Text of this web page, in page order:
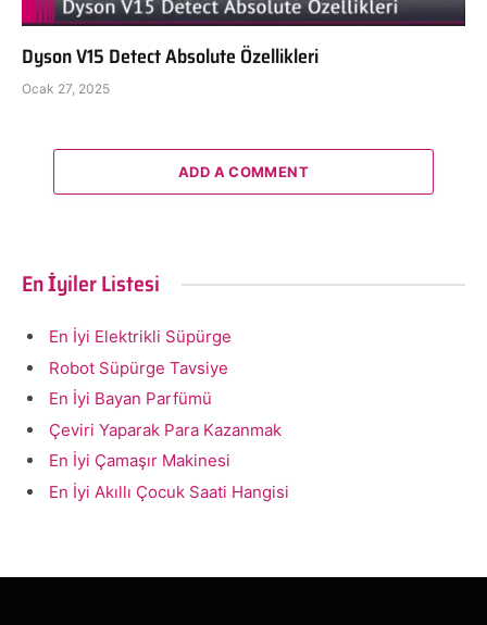
Dyson V15 Detect Absolute Özellikleri
Ocak 27, 2025
ADD A COMMENT
En İyiler Listesi
En İyi Elektrikli Süpürge
Robot Süpürge Tavsiye
En İyi Bayan Parfümü
Çeviri Yaparak Para Kazanmak
En İyi Çamaşır Makinesi
En İyi Akıllı Çocuk Saati Hangisi